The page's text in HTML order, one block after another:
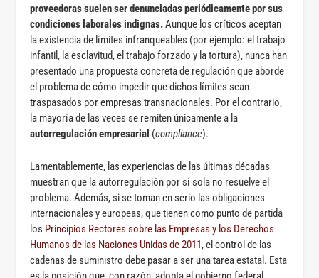
proveedoras suelen ser denunciadas periódicamente por sus
condiciones laborales indignas.Aunque los críticos aceptan
la existencia de límites infranqueables (por ejemplo: el trabajo
infantil, la esclavitud, el trabajo forzado y la tortura), nunca han
presentado una propuesta concreta de regulación que aborde
el problema de cómo impedir que dichos límites sean
traspasados por empresas transnacionales. Por el contrario,
la mayoría de las veces se remiten únicamente a la
autorregulación empresarial (compliance).
Lamentablemente, las experiencias de las últimas décadas
muestran que la autorregulación por sí sola no resuelve el
problema. Además, si se toman en serio las obligaciones
internacionales y europeas, que tienen como punto de partida
los Principios Rectores sobre las Empresas y los Derechos
Humanos de las Naciones Unidas de 2011, el control de las
cadenas de suministro debe pasar a ser una tarea estatal. Esta